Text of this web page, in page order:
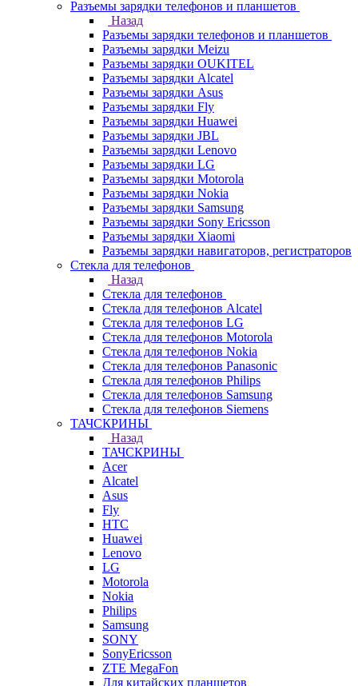
Разъемы зарядки телефонов и планшетов
Назад
Разъемы зарядки телефонов и планшетов
Разъемы зарядки Meizu
Разъемы зарядки OUKITEL
Разъемы зарядки Alcatel
Разъемы зарядки Asus
Разъемы зарядки Fly
Разъемы зарядки Huawei
Разъемы зарядки JBL
Разъемы зарядки Lenovo
Разъемы зарядки LG
Разъемы зарядки Motorola
Разъемы зарядки Nokia
Разъемы зарядки Samsung
Разъемы зарядки Sony Ericsson
Разъемы зарядки Xiaomi
Разъемы зарядки навигаторов, регистраторов
Стекла для телефонов
Назад
Стекла для телефонов
Стекла для телефонов Alcatel
Стекла для телефонов LG
Стекла для телефонов Motorola
Стекла для телефонов Nokia
Стекла для телефонов Panasonic
Стекла для телефонов Philips
Стекла для телефонов Samsung
Стекла для телефонов Siemens
ТАЧСКРИНЫ
Назад
ТАЧСКРИНЫ
Acer
Alcatel
Asus
Fly
HTC
Huawei
Lenovo
LG
Motorola
Nokia
Philips
Samsung
SONY
SonyEricsson
ZTE MegaFon
Для китайских планшетов